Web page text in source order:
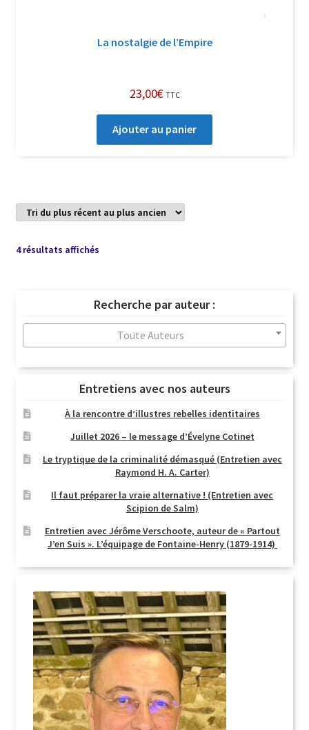
La nostalgie de l’Empire
23,00€ TTC
Ajouter au panier
4 résultats affichésTrié
au
plus
ancien
Recherche par auteur :
Toute Auteurs
Entretiens avec nos auteurs
À la rencontre d’illustres rebelles identitaires
Juillet 2026 – le message d’Évelyne Cotinet
Le tryptique de la criminalité démasqué (Entretien avec
Raymond H. A. Carter)
Il faut préparer la vraie alternative ! (Entretien avec
Scipion de Salm)
Entretien avec Jérôme Verschoote, auteur de « Partout
J’en Suis ». L’équipage de Fontaine-Henry (1879-1914)